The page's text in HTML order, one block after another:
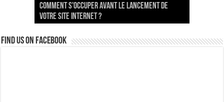
Αναβάθμιση της εμπειρίας των
χρηστών στην εφαρμογή Seven Play
Responsible Gaming Practices at Spin996
Wie Wartungszeiten die SEO-Performance
beeinflussen
Comment s'occuper avant le lancement de
votre site internet ?
INFOGRAFIS: Bahaya Kebodohan
Find us on Facebook